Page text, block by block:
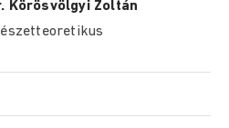
Körösvölgyi Zoltán